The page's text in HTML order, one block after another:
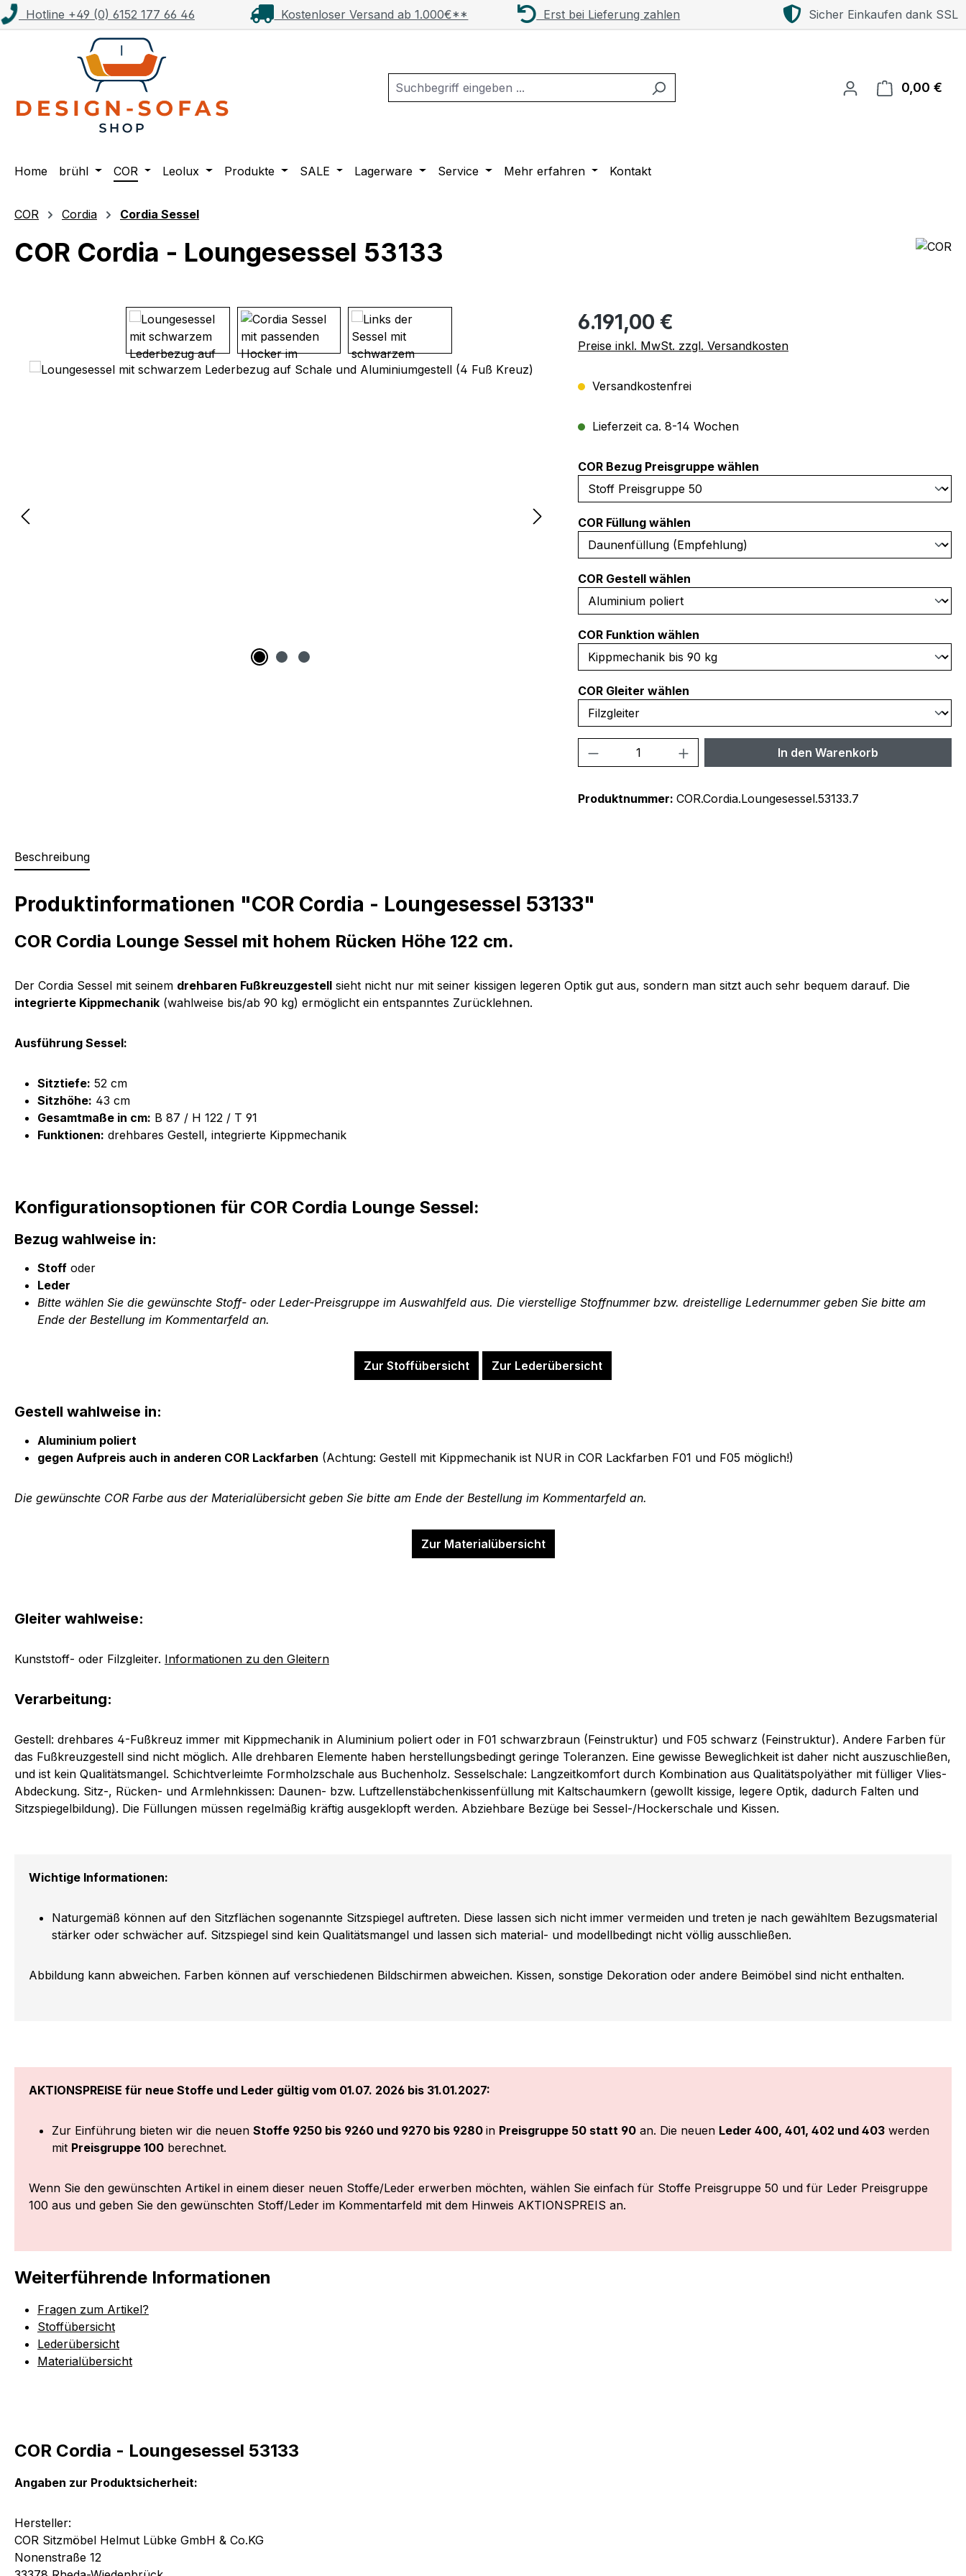
Hauptinhalt springen
Zur Suche springen
Zur Hauptnavigation springen
Hotline +49 (0) 6152 177 66 46 Kostenloser Versand ab 1.000€** Erst bei Lieferung zahlen Sicher Einkaufen dank SSL
0,00 €
Home brühl COR Leolux Produkte SALE Lagerware Service Mehr erfahren Kontakt
COR Cordia Cordia Sessel
COR Cordia - Loungesessel 53133
Bildergalerie überspringen Regulärer Preis:
6.191,00 €
Preise inkl. MwSt. zzgl. Versandkosten
Versandkostenfrei
Lieferzeit ca. 8-14 Wochen
COR Bezug Preisgruppe wählen
COR Füllung wählen
COR Gestell wählen
COR Funktion wählen
COR Gleiter wählen
Produkt Anzahl: Gib den gewünschten Wert
In den Warenkorb
Produktnummer: COR.Cordia.Loungesessel.53133.7
Beschreibung
Produktinformationen "COR Cordia - Loungesessel 53133"
COR Cordia Lounge Sessel mit hohem Rücken Höhe 122 cm.
Der Cordia Sessel mit seinem drehbaren Fußkreuzgestell sieht nicht nur mit seiner kissigen legeren Optik gut aus, sondern man sitzt auch sehr bequem darauf. Die
integrierte Kippmechanik (wahlweise bis/ab 90 kg) ermöglicht ein entspanntes Zurücklehnen.
Ausführung Sessel:
Sitztiefe: 52 cm
Sitzhöhe: 43 cm
Gesamtmaße in cm: B 87 / H 122 / T 91
Funktionen: drehbares Gestell, integrierte Kippmechanik
Konfigurationsoptionen für COR Cordia Lounge Sessel:
Bezug wahlweise in:
Stoff oder
Leder
Bitte wählen Sie die gewünschte Stoff- oder Leder-Preisgruppe im Auswahlfeld aus. Die vierstellige Stoffnummer bzw. dreistellige Ledernummer geben Sie bitte am
Ende der Bestellung im Kommentarfeld an.
Zur Stoffübersicht Zur Lederübersicht
Gestell wahlweise in:
Aluminium poliert
gegen Aufpreis auch in anderen COR Lackfarben (Achtung: Gestell mit Kippmechanik ist NUR in COR Lackfarben F01 und F05 möglich!)
Die gewünschte COR Farbe aus der Materialübersicht geben Sie bitte am Ende der Bestellung im Kommentarfeld an.
Zur Materialübersicht
Gleiter wahlweise:
Kunststoff- oder Filzgleiter. Informationen zu den Gleitern
Verarbeitung:
Gestell: drehbares 4-Fußkreuz immer mit Kippmechanik in Aluminium poliert oder in F01 schwarzbraun (Feinstruktur) und F05 schwarz (Feinstruktur). Andere Farben für
das Fußkreuzgestell sind nicht möglich. Alle drehbaren Elemente haben herstellungsbedingt geringe Toleranzen. Eine gewisse Beweglichkeit ist daher nicht auszuschließen,
und ist kein Qualitätsmangel. Schichtverleimte Formholzschale aus Buchenholz. Sesselschale: Langzeitkomfort durch Kombination aus Qualitätspolyäther mit fülliger Vlies-
Abdeckung. Sitz-, Rücken- und Armlehnkissen: Daunen- bzw. Luftzellenstäbchenkissenfüllung mit Kaltschaumkern (gewollt kissige, legere Optik, dadurch Falten und
Sitzspiegelbildung). Die Füllungen müssen regelmäßig kräftig ausgeklopft werden. Abziehbare Bezüge bei Sessel-/Hockerschale und Kissen.
Wichtige Informationen:
Naturgemäß können auf den Sitzflächen sogenannte Sitzspiegel auftreten. Diese lassen sich nicht immer vermeiden und treten je nach gewähltem Bezugsmaterial
stärker oder schwächer auf. Sitzspiegel sind kein Qualitätsmangel und lassen sich material- und modellbedingt nicht völlig ausschließen.
Abbildung kann abweichen. Farben können auf verschiedenen Bildschirmen abweichen. Kissen, sonstige Dekoration oder andere Beimöbel sind nicht enthalten.
AKTIONSPREISE für neue Stoffe und Leder gültig vom 01.07. 2026 bis 31.01.2027:
Zur Einführung bieten wir die neuen Stoffe 9250 bis 9260 und 9270 bis 9280 in Preisgruppe 50 statt 90 an. Die neuen Leder 400, 401, 402 und 403 werden
mit Preisgruppe 100 berechnet.
Wenn Sie den gewünschten Artikel in einem dieser neuen Stoffe/Leder erwerben möchten, wählen Sie einfach für Stoffe Preisgruppe 50 und für Leder Preisgruppe
100 aus und geben Sie den gewünschten Stoff/Leder im Kommentarfeld mit dem Hinweis AKTIONSPREIS an.
Weiterführende Informationen
Fragen zum Artikel?
Stoffübersicht
Lederübersicht
Materialübersicht
COR Cordia - Loungesessel 53133
Angaben zur Produktsicherheit:
Hersteller:
COR Sitzmöbel Helmut Lübke GmbH & Co.KG
Nonenstraße 12